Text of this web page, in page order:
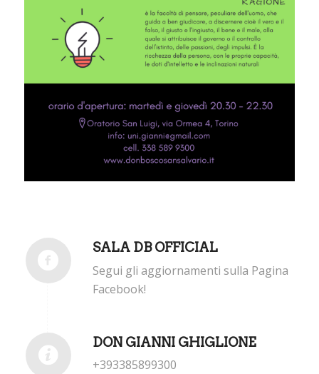
SALA DB OFFICIAL
Segui gli aggiornamenti sulla Pagina
Facebook!
DON GIANNI GHIGLIONE
+393385899300